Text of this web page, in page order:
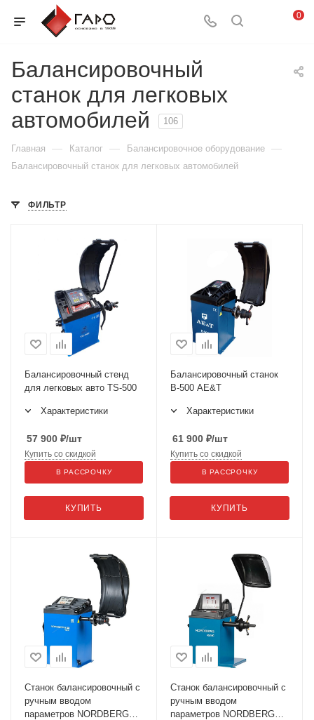
0
Балансировочный
станок для легковых
автомобилей
106
Главная — Каталог — Балансировочное оборудование —
Балансировочный станок для легковых автомобилей
ФИЛЬТР
Балансировочный стенд
для легковых авто TS-500
Характеристики
57 900 ₽/шт
КУПИТЬ
Купить со скидкой
В РАССРОЧКУ
Балансировочный станок
B-500 AE&T
Характеристики
61 900 ₽/шт
КУПИТЬ
Купить со скидкой
В РАССРОЧКУ
Станок балансировочный с
ручным вводом
параметров NORDBERG
Станок балансировочный с
ручным вводом
параметров NORDBERG